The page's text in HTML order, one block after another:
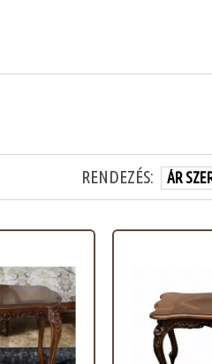
RENDEZÉS: